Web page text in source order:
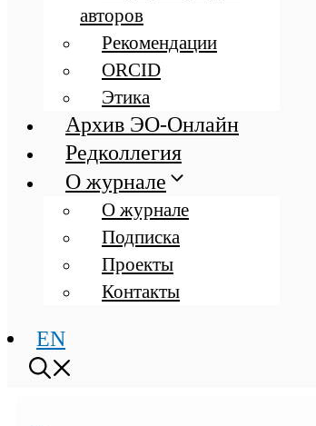
авторов
Рекомендации
ORCID
Этика
Архив ЭО-Онлайн
Редколлегия
О журнале
О журнале
Подписка
Проекты
Контакты
EN